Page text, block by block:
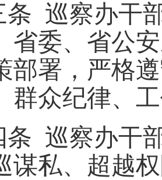
条 巡察办干
省委、省公
部署，严格
群众纪律、
条 巡察办干
谋私、超越